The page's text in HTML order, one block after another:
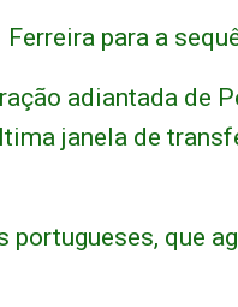
para a
adiantada de
janela de
que